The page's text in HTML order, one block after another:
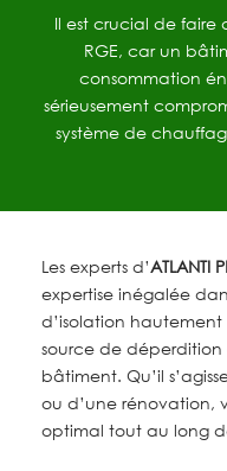
Il est crucial de faire
RGE, car un
consommation
sérieusement
système de
Les experts d’ATLANTI
expertise inégalée
d’isolation
source de
bâtiment. Qu’il
ou d’une rénovation,
optimal tout au long